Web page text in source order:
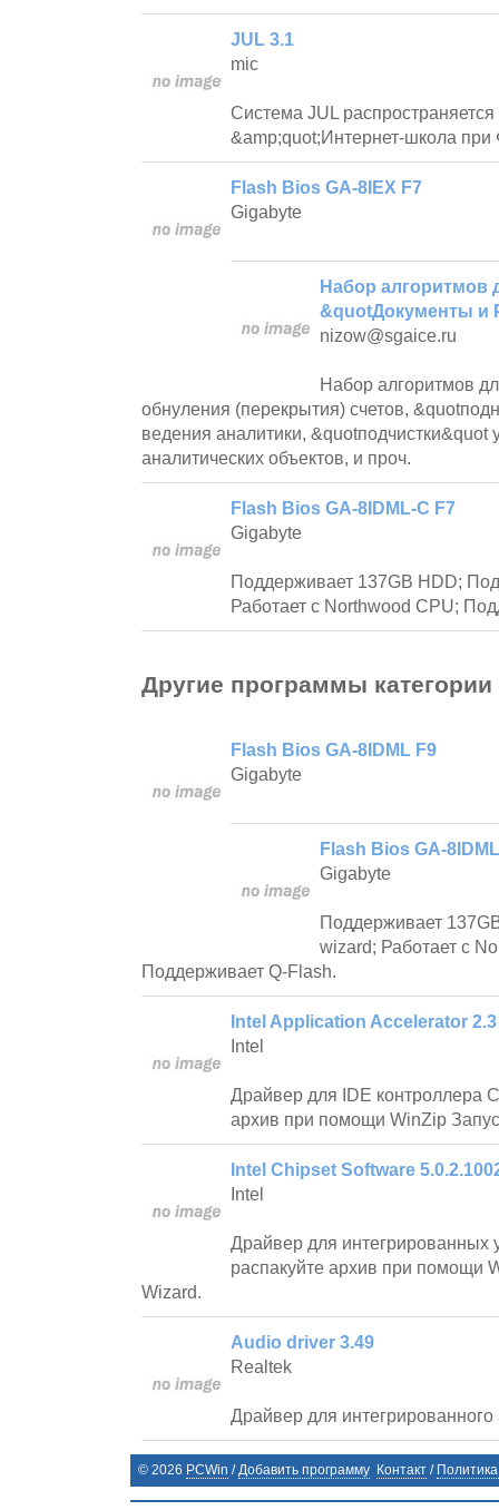
JUL 3.1
mic
Система JUL
&amp;quot;Интернет-школа
Flash Bios GA-8IEX F7
Gigabyte
Набор алгоритмов
&quotДокументы и
nizow@sgaice.ru
Набор алгоритмов
обнуления (перекрытия) счетов,
ведения аналитики, &quotподчистки&quot
аналитических объектов, и проч.
Flash Bios GA-8IDML-C F7
Gigabyte
Поддерживает 137GB HDD;
Работает с Northwood CPU;
Другие программы категории
Flash Bios GA-8IDML F9
Gigabyte
Flash Bios GA-
Gigabyte
Поддерживает
wizard; Работает с
Поддерживает Q-Flash.
Intel Application Accelerator 2.3
Intel
Драйвер для IDE контроллера
архив при помощи WinZip
Intel Chipset Software
Intel
Драйвер для интегрированных
распакуйте архив при помощи
Wizard.
Audio driver 3.49
Realtek
Драйвер для
© 2026 PCWin /Добавить программу Контакт /